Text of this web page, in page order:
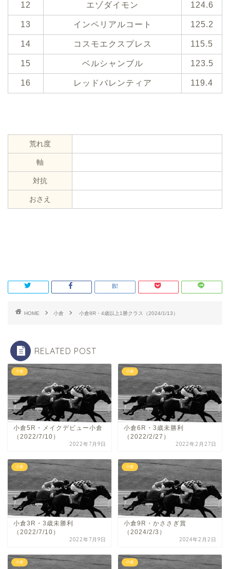
12 エゾダイモン 124.6
13 インペリアルコート 125.2
14 コスモエクスプレス 115.5
15 ベルシャンブル 123.5
16 レッドバレンティア 119.4
荒れ度
軸
対抗
おさえ
HOME 小倉 小倉8R・4歳以上1勝クラス（2024/1/13）
RELATED POST
小倉
小倉5R・メイクデビュー小倉
（2022/7/10）
2022年7月9日
小倉
小倉6R・3歳未勝利
（2022/2/27）
2022年2月27日
小倉
小倉3R・3歳未勝利
（2022/7/10）
2022年7月9日
小倉
小倉9R・かささぎ賞
（2024/2/3）
2024年2月2日
小倉 小倉